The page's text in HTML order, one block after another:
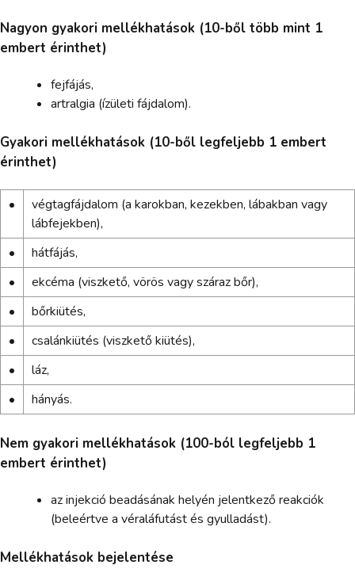
Nagyon gyakori mellékhatások (10-ből több mint 1
embert érinthet)
fejfájás,
artralgia (ízületi fájdalom).
Gyakori mellékhatások (10-ből legfeljebb 1 embert
érinthet)
•
végtagfájdalom (a karokban, kezekben, lábakban vagy
lábfejekben),
•
hátfájás,
•
ekcéma (viszkető, vörös vagy száraz bőr),
•
bőrkiütés,
•
csalánkiütés (viszkető kiütés),
•
láz,
•
hányás.
Nem gyakori mellékhatások (100-ból legfeljebb 1
embert érinthet)
az injekció beadásának helyén jelentkező reakciók
(beleértve a véraláfutást és gyulladást).
Mellékhatások bejelentése